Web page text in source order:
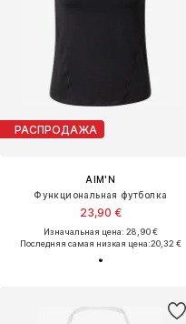
РАСПРОДАЖА
AIM'N
Функциональная футболка
23,90 €
Изначальная цена: 28,90 €
Последняя самая низкая цена:20,32 €